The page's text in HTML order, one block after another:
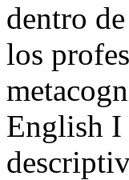
dentro
los
English I